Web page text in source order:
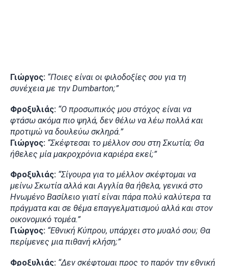
Γιώργος: “Ποιες είναι οι φιλοδοξίες σου για τη
συνέχεια με την Dumbarton;”
Φροξυλιάς: “Ο προσωπικός μου στόχος είναι να
φτάσω ακόμα πιο ψηλά, δεν θέλω να λέω πολλά και
προτιμώ να δουλεύω σκληρά.”
Γιώργος: “Σκέφτεσαι το μέλλον σου στη Σκωτία; Θα
ήθελες μία μακροχρόνια καριέρα εκεί;”
Φροξυλιάς: “Σίγουρα για το μέλλον σκέφτομαι να
μείνω Σκωτία αλλά και Αγγλία θα ήθελα, γενικά στο
Ηνωμένο Βασίλειο γιατί είναι πάρα πολύ καλύτερα τα
πράγματα και σε θέμα επαγγελματισμού αλλά και στον
οικονομικό τομέα.”
Γιώργος: “Εθνική Κύπρου, υπάρχει στο μυαλό σου; Θα
περίμενες μια πιθανή κλήση;”
Φροξυλιάς: “Δεν σκέφτομαι προς το παρόν την εθνική